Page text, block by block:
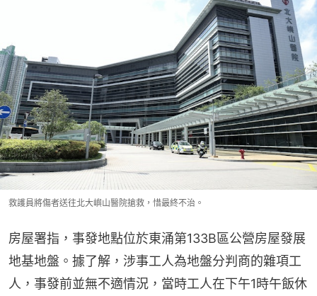
救護員將傷者送往北大嶼山醫院搶救，惜最終不治。
房屋署指，事發地點位於東涌第133B區公營房屋發展
地基地盤。據了解，涉事工人為地盤分判商的雜項工
人，事發前並無不適情況，當時工人在下午1時午飯休